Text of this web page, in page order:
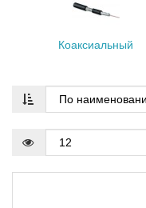
Коаксиальный